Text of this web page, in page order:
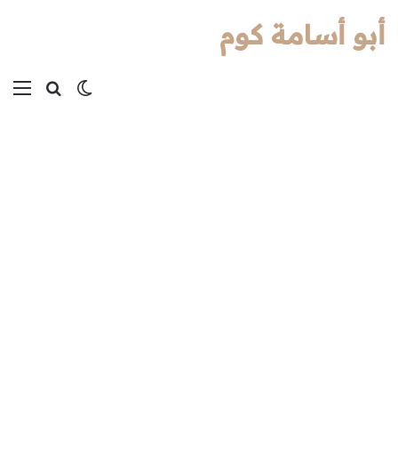
بحثالوضع
أبو أسامة كوم